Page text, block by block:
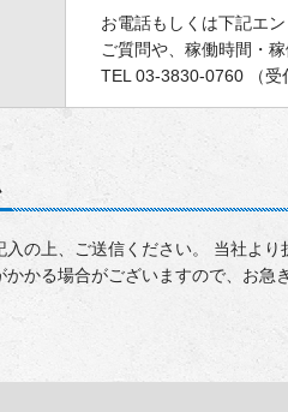
お電話もしくは下記エ
ご質問や、稼働時間・
TEL 03-3830-0760 （受
の上、ご送信ください。 当社より
かる場合がございますので、お急